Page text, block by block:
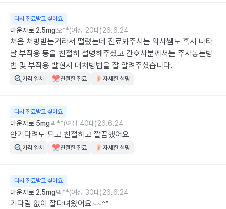
다시 진료받고 싶어요
마운자로 2.5mg오**(여성 20대)26.6.24
처음 처방받는거라서 떨렸는데 진료봐주시는 의사쌤도 혹시 나타
날 부작용 등을 친절히 설명해주셨고 간호사분께서는 주사놓는방
법 및 부작용 발현시 대처방법을 잘 알려주셨습니다.
가격 일치 친절한 진료 자세한 설명
다시 진료받고 싶어요
마운자로 5mg박**(여성 40대)26.6.24
안기다려도 되고 친절하고 깔끔했어요
가격 일치 친절한 진료 자세한 설명
다시 진료받고 싶어요
마운자로 2.5mg박**(여성 30대)26.6.24
기다림 없이 잘다녀왔어요~~^^